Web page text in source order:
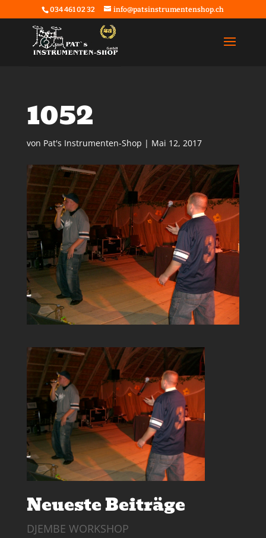
034 461 02 32 info@patsinstrumentenshop.ch
1052
von Pat's Instrumenten-Shop | Mai 12, 2017
Neueste Beiträge
DJEMBE WORKSHOP